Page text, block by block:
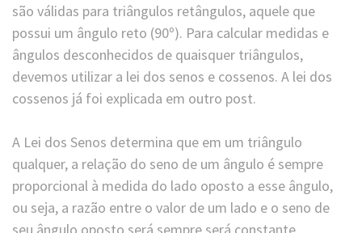
são válidas para triângulos retângulos, aquele que
possui um ângulo reto (90º). Para calcular medidas e
ângulos desconhecidos de quaisquer triângulos,
devemos utilizar a lei dos senos e cossenos. A lei dos
cossenos já foi explicada em outro post.
A Lei dos Senos determina que em um triângulo
qualquer, a relação do seno de um ângulo é sempre
proporcional à medida do lado oposto a esse ângulo,
ou seja, a razão entre o valor de um lado e o seno de